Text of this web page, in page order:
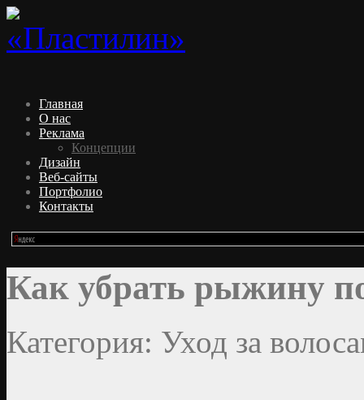
Главная
О нас
Реклама
Концепции
Дизайн
Веб-сайты
Портфолио
Контакты
Как убрать рыжину
Категория: Уход за